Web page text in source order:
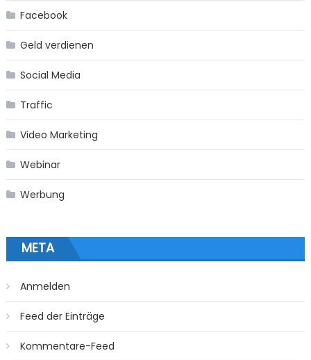
Facebook
Geld verdienen
Social Media
Traffic
Video Marketing
Webinar
Werbung
META
Anmelden
Feed der Einträge
Kommentare-Feed